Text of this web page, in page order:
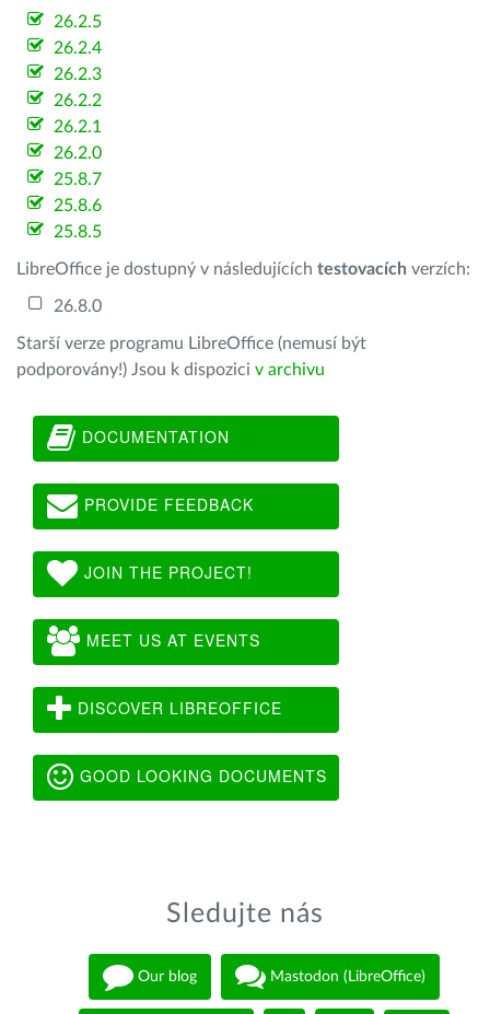
26.2.5
26.2.4
26.2.3
26.2.2
26.2.1
26.2.0
25.8.7
25.8.6
25.8.5
LibreOffice je dostupný v následujících testovacích verzích:
26.8.0
Starší verze programu LibreOffice (nemusí být
podporovány!) Jsou k dispozici v archivu
DOCUMENTATION
PROVIDE FEEDBACK
JOIN THE PROJECT!
MEET US AT EVENTS
DISCOVER LIBREOFFICE
GOOD LOOKING DOCUMENTS
Sledujte nás
Our blog Mastodon (LibreOffice)